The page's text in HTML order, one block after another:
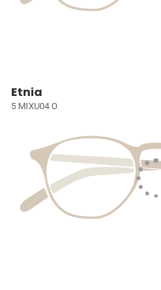
Etnia
5 MIXU04 O